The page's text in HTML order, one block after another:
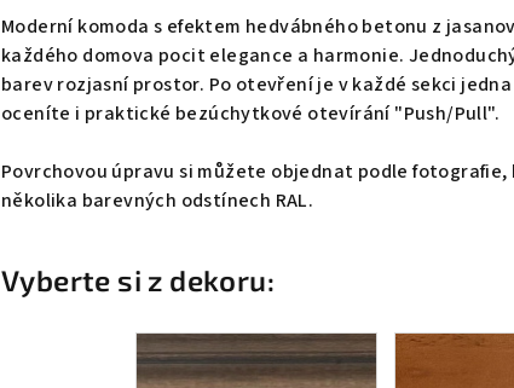
Moderní komoda s efektem hedvábného betonu z
každého domova pocit elegance a harmonie.
barev rozjasní prostor. Po otevření je v každé sekci
oceníte i praktické bezúchytkové otevírání "Push/Pull".
Povrchovou úpravu si můžete objednat podle fotografie,
několika barevných odstínech RAL.
Vyberte si z dekoru: